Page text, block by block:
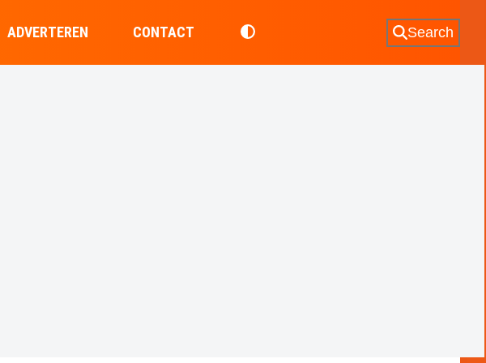
ADVERTEREN CONTACT Search